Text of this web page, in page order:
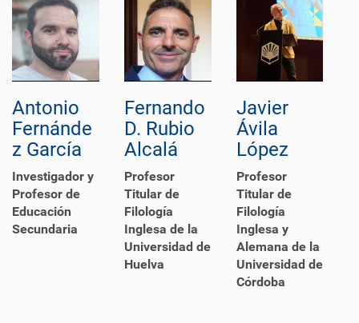
Antonio
Fernánde
z García
Investigador y
Profesor de
Educación
Secundaria
Fernando
D. Rubio
Alcalá
Profesor
Titular de
Filología
Inglesa de la
Universidad de
Huelva
Javier
Ávila
López
Profesor
Titular de
Filología
Inglesa y
Alemana de la
Universidad de
Córdoba